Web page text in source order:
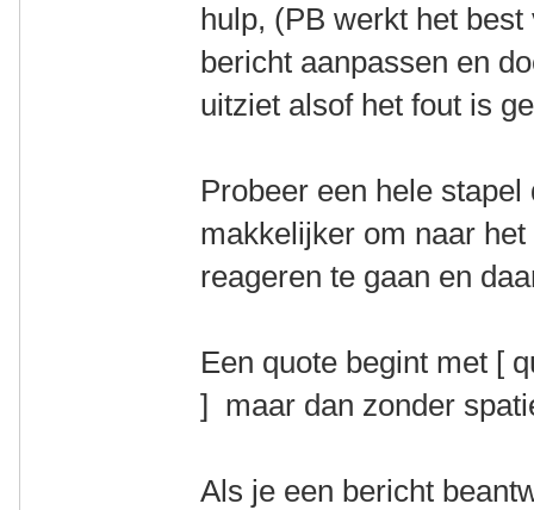
hulp, (PB werkt het
bericht aanpassen en
uitziet alsof het fout is
Probeer een hele
makkelijker om naar
reageren te gaan en
Een quote begint met [
] maar dan zonder
Als je een bericht